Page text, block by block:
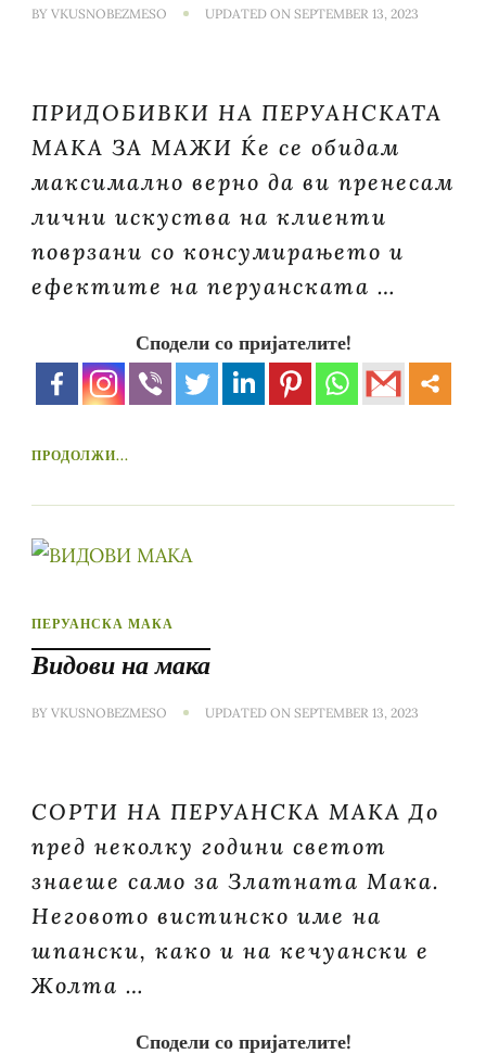
BY VKUSNOBEZMESO UPDATED ON SEPTEMBER 13, 2023
ПРИДОБИВКИ НА ПЕРУАНСКАТА
МАКА ЗА МАЖИ Ќе се обидам
максимално верно да ви пренесам
лични искуства на клиенти
поврзани со консумирањето и
ефектите на перуанската …
Сподели со пријателите!
ПРОДОЛЖИ...
ПЕРУАНСКА МАКА
Видови на мака
BY VKUSNOBEZMESO UPDATED ON SEPTEMBER 13, 2023
СОРТИ НА ПЕРУАНСКА МАКА До
пред неколку години светот
знаеше само за Златната Мака.
Неговото вистинско име на
шпански, како и на кечуански е
Жолта …
Сподели со пријателите!